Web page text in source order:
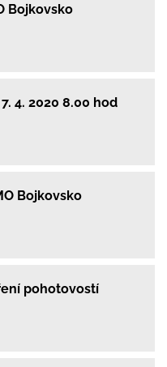
Bojkovsko
4. 2020 8.00 hod
Bojkovsko
pohotovostí